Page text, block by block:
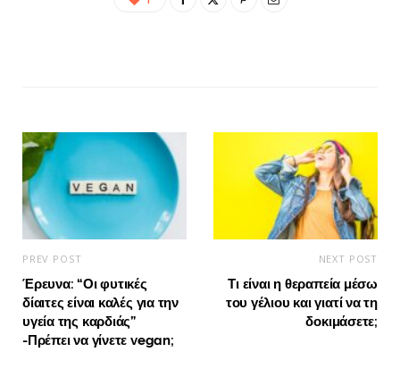
PREV POST
Έρευνα: “Οι φυτικές
δίαιτες είναι καλές για την
υγεία της καρδιάς”
-Πρέπει να γίνετε vegan;
NEXT POST
Τι είναι η θεραπεία μέσω
του γέλιου και γιατί να τη
δοκιμάσετε;